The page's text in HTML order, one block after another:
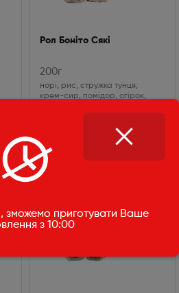
Рол Боніто Сякі
200г
норі, рис, стружка тунця,
крем-сир, помідор, огірок,
190
зможемо приготувати Ваше
з 10:00